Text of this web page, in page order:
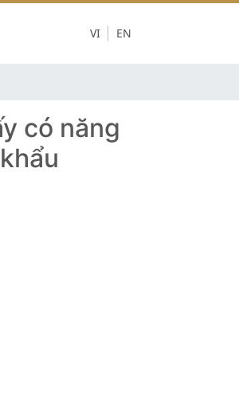
EN
VI
có năng